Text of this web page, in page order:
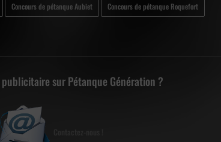
Concours de pétanque Aubiet Concours de pétanque Roquefort
sur Pétanque Génération ?